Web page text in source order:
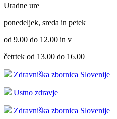
Uradne ure
ponedeljek, sreda in petek
od 9.00 do 12.00 in v
četrtek od 13.00 do 16.00
Zdravniška zbornica Slovenije
Ustno zdravje
Zdravniška zbornica Slovenije